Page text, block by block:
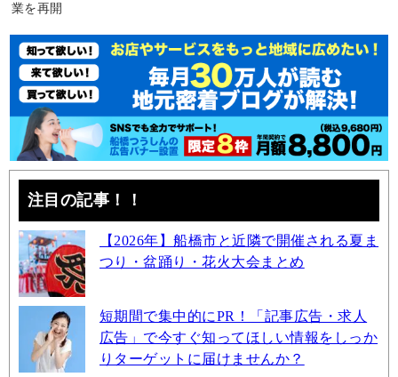
業を再開
注目の記事！！
【2026年】船橋市と近隣で開催される夏ま
つり・盆踊り・花火大会まとめ
短期間で集中的にPR！「記事広告・求人
広告」で今すぐ知ってほしい情報をしっか
りターゲットに届けませんか？